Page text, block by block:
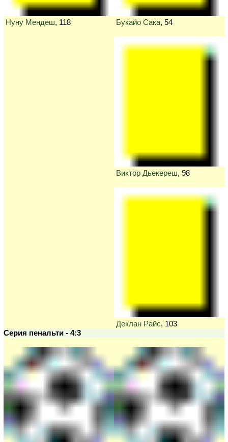
Нуну Мендеш, 118 Букайо Сака, 54
Виктор Дьекереш, 98
Деклан Райс, 103
Серия пенальти - 4:3